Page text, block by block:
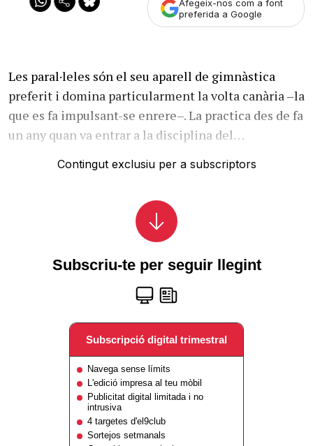
Afegeix-nos com a font
preferida a Google
Les paral·leles són el seu aparell de gimnàstica
preferit i domina particularment la volta canària –la
que es fa impulsant-se enrere–. La practica des de fa
un any quan va entrar a la disciplina del…
Contingut exclusiu per a subscriptors